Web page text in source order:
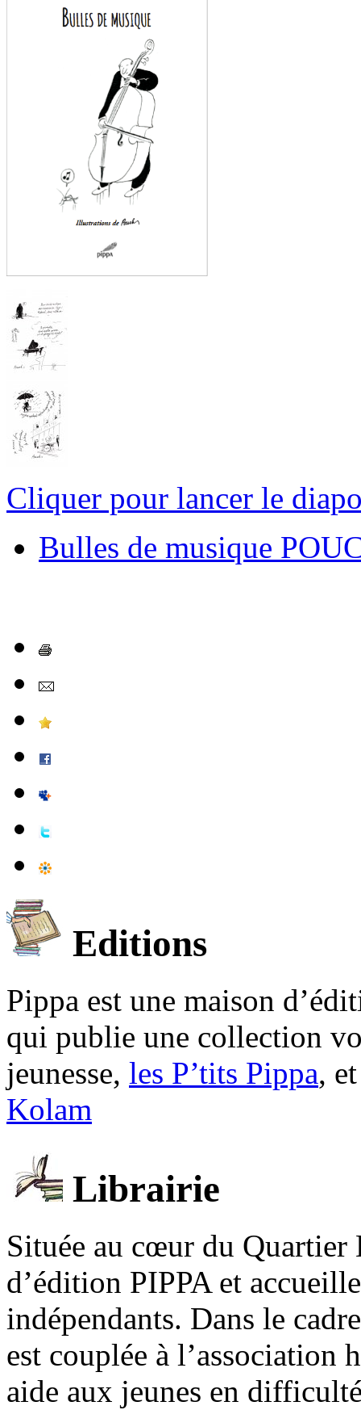
Cliquer pour lancer le
Bulles de musique
Editions
Pippa est une maison
qui publie une collection
jeunesse, les P’tits Pippa,
Kolam
Librairie
Située au cœur du Quartier
d’édition PIPPA et
indépendants. Dans le
est couplée à l’association
aide aux jeunes en